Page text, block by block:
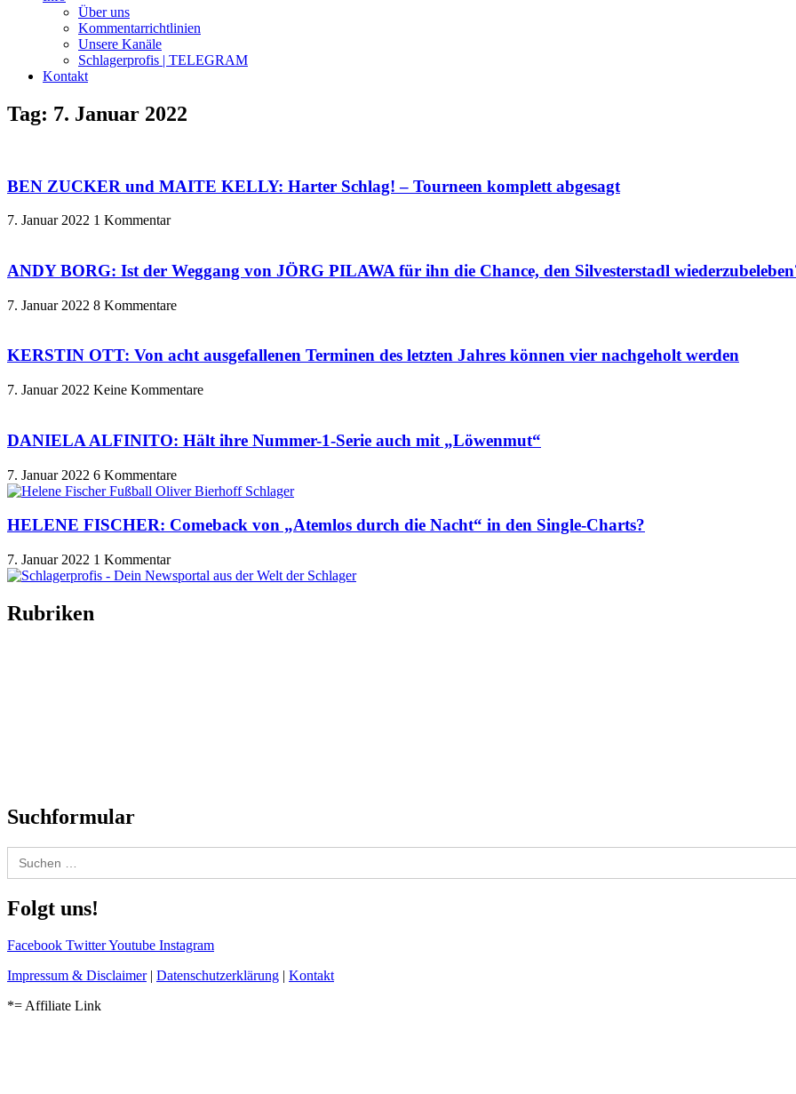
Über uns
Kommentarrichtlinien
Unsere Kanäle
Schlagerprofis | TELEGRAM
Kontakt
Tag: 7. Januar 2022
BEN ZUCKER und MAITE KELLY: Harter Schlag! – Tourneen komplett abgesagt
7. Januar 2022 1 Kommentar
ANDY BORG: Ist der Weggang von JÖRG PILAWA für ihn die Chance, den Silvesterstadl
7. Januar 2022 8 Kommentare
KERSTIN OTT: Von acht ausgefallenen Terminen des letzten Jahres können vier nachgeholt werden
7. Januar 2022 Keine Kommentare
DANIELA ALFINITO: Hält ihre Nummer-1-Serie auch mit „Löwenmut“
7. Januar 2022 6 Kommentare
HELENE FISCHER: Comeback von „Atemlos durch die Nacht“ in den Single-Charts?
7. Januar 2022 1 Kommentar
Rubriken
Suchformular
Search
for:
Folgt uns!
Facebook TwitterYoutube Instagram
Impressum & Disclaimer| Datenschutzerklärung | Kontakt
*= Affiliate Link